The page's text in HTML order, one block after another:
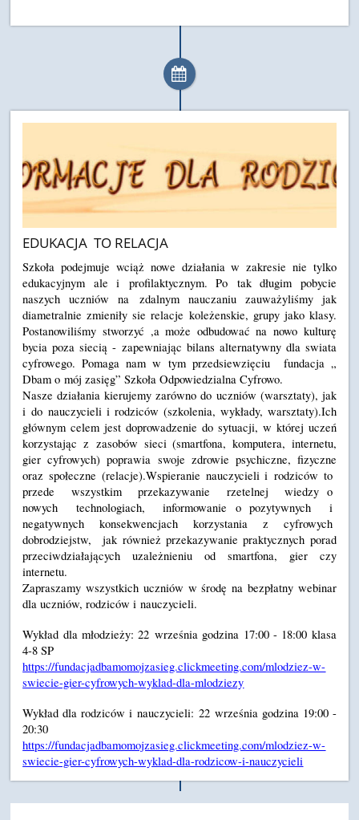
EDUKACJA TO RELACJA
Szkoła podejmuje wciąż nowe działania w zakresie nie tylko
edukacyjnym ale i profilaktycznym. Po tak długim pobycie
naszych uczniów na zdalnym nauczaniu zauważyliśmy jak
diametralnie zmieniły sie relacje koleżenskie, grupy jako klasy.
Postanowiliśmy stworzyć ,a może odbudować na nowo kulturę
bycia poza siecią - zapewniając bilans alternatywny dla swiata
cyfrowego. Pomaga nam w tym przedsiewzięciu fundacja „
Dbam o mój zasięg” Szkoła Odpowiedzialna Cyfrowo.
Nasze działania kierujemy zarówno do uczniów (warsztaty), jak
i do nauczycieli i rodziców (szkolenia, wykłady, warsztaty).Ich
głównym celem jest doprowadzenie do sytuacji, w której uczeń
korzystając z zasobów sieci (smartfona, komputera, internetu,
gier cyfrowych) poprawia swoje zdrowie psychiczne, fizyczne
oraz społeczne (relacje).Wspieranie nauczycieli i rodziców to
przede wszystkim przekazywanie rzetelnej wiedzy o
nowych technologiach, informowanie o pozytywnych i
negatywnych konsekwencjach korzystania z cyfrowych
dobrodziejstw, jak również przekazywanie praktycznych porad
przeciwdziałających uzależnieniu od smartfona, gier czy
internetu.
Zapraszamy wszystkich uczniów wśrodę na bezpłatny webinar
dla uczniów, rodziców i nauczycieli.
Wykład dla młodzieży: 22 września godzina 17:00 - 18:00 klasa
4-8 SP
https://fundacjadbamomojzasieg.clickmeeting.com/mlodziez-w-
swiecie-gier-cyfrowych-wyklad-dla-mlodziezy
Wykład dla rodziców i nauczycieli: 22 września godzina 19:00 -
20:30
https://fundacjadbamomojzasieg.clickmeeting.com/mlodziez-w-
swiecie-gier-cyfrowych-wyklad-dla-rodzicow-i-nauczycieli